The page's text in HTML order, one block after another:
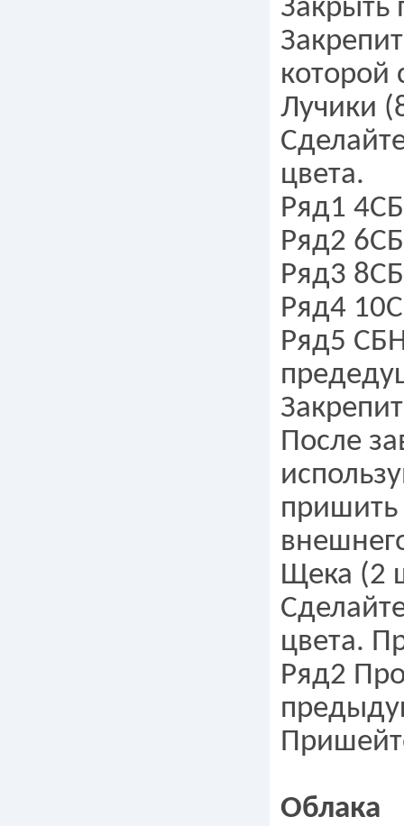
Закрыть
которой
Лучики
цвета.
Ряд1
Ряд2
Ряд3
Ряд4
Ряд5
После
пришить
Щека (2
цвета.
Ряд2
Облака